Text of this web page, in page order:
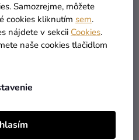
Samozrejme, môžete
cookies kliknutím sem.
nájdete v sekcii Cookies.
naše cookies tlačidlom
DO KOŠÍKA